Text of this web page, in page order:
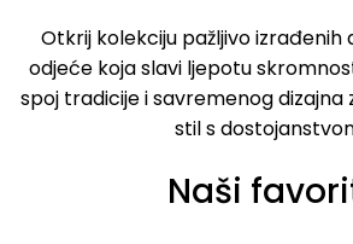
Otkrij kolekciju pažljivo izrađenih
odjeće koja slavi ljepotu
spoj tradicije i savremenog dizajna
stil s
Naši